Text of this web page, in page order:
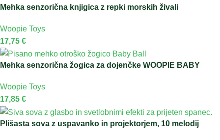
Mehka senzorična knjigica z repki morskih živali
Woopie Toys
17,75 €
Mehka senzorična žogica za dojenčke WOOPIE BABY
Woopie Toys
17,85 €
Plišasta sova z uspavanko in projektorjem, 10 melodij